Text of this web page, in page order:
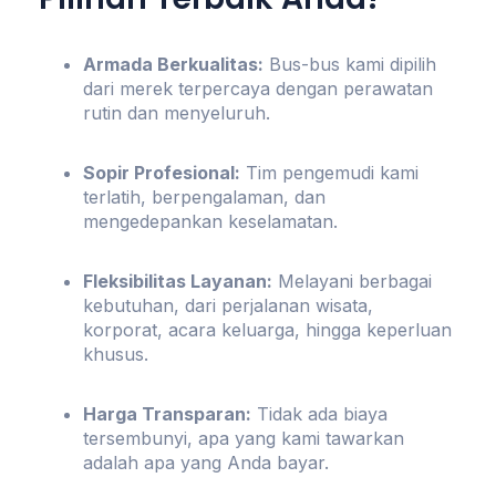
Armada Berkualitas: Bus-bus kami dipilih
dari merek terpercaya dengan perawatan
rutin dan menyeluruh.
Sopir Profesional: Tim pengemudi kami
terlatih, berpengalaman, dan
mengedepankan keselamatan.
Fleksibilitas Layanan: Melayani berbagai
kebutuhan, dari perjalanan wisata,
korporat, acara keluarga, hingga keperluan
khusus.
Harga Transparan: Tidak ada biaya
tersembunyi, apa yang kami tawarkan
adalah apa yang Anda bayar.